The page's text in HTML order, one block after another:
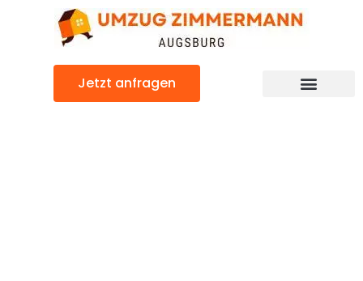
Jetzt anfragen